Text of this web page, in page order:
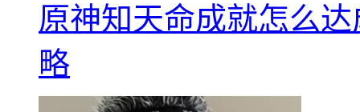
原神知天命成就怎么
略